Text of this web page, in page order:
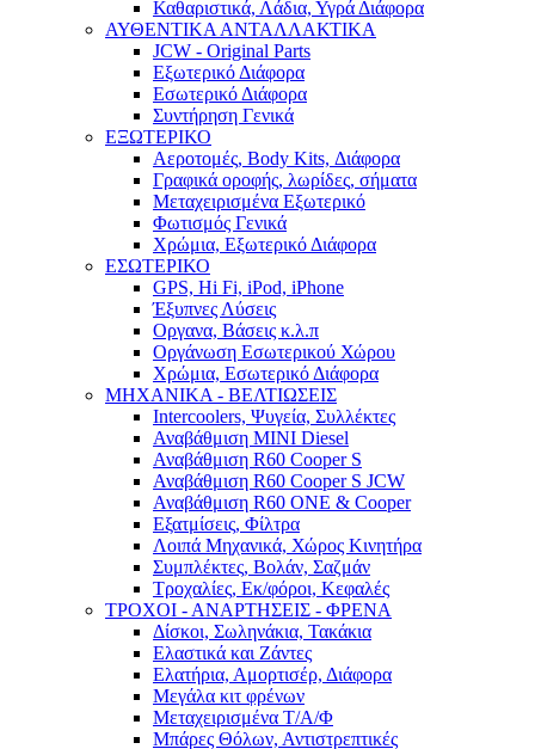
Καθαριστικά, Λάδια, Υγρά Διάφορα
ΑΥΘΕΝΤΙΚΑ ΑΝΤΑΛΛΑΚΤΙΚΑ
JCW - Original Parts
Εξωτερικό Διάφορα
Εσωτερικό Διάφορα
Συντήρηση Γενικά
ΕΞΩΤΕΡΙΚΟ
Αεροτομές, Body Kits, Διάφορα
Γραφικά οροφής, λωρίδες, σήματα
Μεταχειρισμένα Εξωτερικό
Φωτισμός Γενικά
Χρώμια, Εξωτερικό Διάφορα
ΕΣΩΤΕΡΙΚΟ
GPS, Hi Fi, iPod, iPhone
Έξυπνες Λύσεις
Οργανα, Βάσεις κ.λ.π
Οργάνωση Εσωτερικού Χώρου
Χρώμια, Εσωτερικό Διάφορα
ΜΗΧΑΝΙΚΑ - ΒΕΛΤΙΩΣΕΙΣ
Intercoolers, Ψυγεία, Συλλέκτες
Αναβάθμιση MINI Diesel
Αναβάθμιση R60 Cooper S
Αναβάθμιση R60 Cooper S JCW
Αναβάθμιση R60 ONE & Cooper
Εξατμίσεις, Φίλτρα
Λοιπά Μηχανικά, Χώρος Κινητήρα
Συμπλέκτες, Βολάν, Σαζμάν
Τροχαλίες, Εκ/φόροι, Κεφαλές
ΤΡΟΧΟΙ - ΑΝΑΡΤΗΣΕΙΣ - ΦΡΕΝΑ
Δίσκοι, Σωληνάκια, Τακάκια
Ελαστικά και Ζάντες
Ελατήρια, Αμορτισέρ, Διάφορα
Μεγάλα κιτ φρένων
Μεταχειρισμένα Τ/Α/Φ
Μπάρες Θόλων, Αντιστρεπτικές